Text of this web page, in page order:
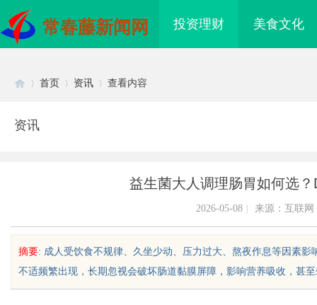
常春藤新闻网 投资理财 美食文化
首页 资讯 查看内容
资讯
益生菌大人调理肠胃如何选
2026-05-08 来源：互联网
摘要: 成人受饮食不规律、久坐少动、压力过大、熬夜作息等因素
不适频繁出现，长期忽视会破坏肠道黏膜屏障，影响营养吸收，甚